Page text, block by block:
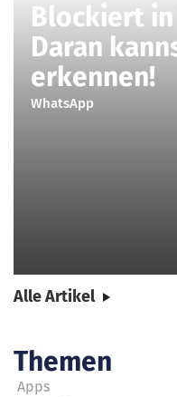
Blockiert in
Daran
erkennen!
WhatsApp
Alle Artikel
Themen
Apps